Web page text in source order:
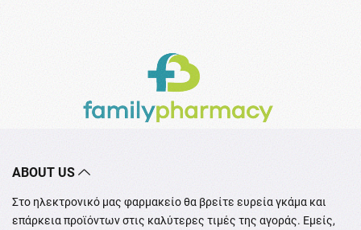
ABOUT US
Στο ηλεκτρονικό μας φαρμακείο θα βρείτε ευρεία γκάμα και
επάρκεια προϊόντων στις καλύτερες τιμές της αγοράς. Εμείς,